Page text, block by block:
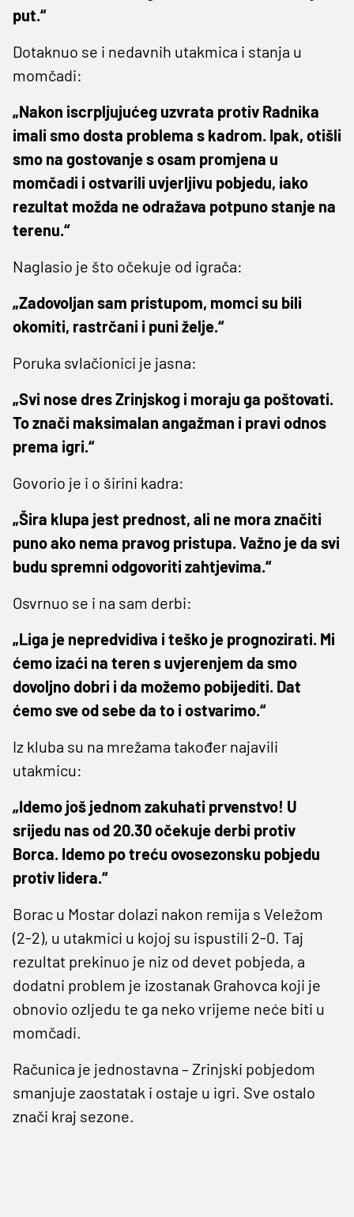
put.“
Dotaknuo se i nedavnih utakmica i stanja u
momčadi:
„Nakon iscrpljujućeg uzvrata protiv Radnika
imali smo dosta problema s kadrom. Ipak, otišli
smo na gostovanje s osam promjena u
momčadi i ostvarili uvjerljivu pobjedu, iako
rezultat možda ne odražava potpuno stanje na
terenu.“
Naglasio je što očekuje od igrača:
„Zadovoljan sam pristupom, momci su bili
okomiti, rastrčani i puni želje.“
Poruka svlačionici je jasna:
„Svi nose dres Zrinjskog i moraju ga poštovati.
To znači maksimalan angažman i pravi odnos
prema igri.“
Govorio je i o širini kadra:
„Šira klupa jest prednost, ali ne mora značiti
puno ako nema pravog pristupa. Važno je da svi
budu spremni odgovoriti zahtjevima.“
Osvrnuo se i na sam derbi:
„Liga je nepredvidiva i teško je prognozirati. Mi
ćemo izaći na teren s uvjerenjem da smo
dovoljno dobri i da možemo pobijediti. Dat
ćemo sve od sebe da to i ostvarimo.“
Iz kluba su na mrežama također najavili
utakmicu:
„Idemo još jednom zakuhati prvenstvo! U
srijedu nas od 20.30 očekuje derbi protiv
Borca. Idemo po treću ovosezonsku pobjedu
protiv lidera.“
Borac u Mostar dolazi nakon remija s Veležom
(2-2), u utakmici u kojoj su ispustili 2-0. Taj
rezultat prekinuo je niz od devet pobjeda, a
dodatni problem je izostanak Grahovca koji je
obnovio ozljedu te ga neko vrijeme neće biti u
momčadi.
Računica je jednostavna – Zrinjski pobjedom
smanjuje zaostatak i ostaje u igri. Sve ostalo
znači kraj sezone.